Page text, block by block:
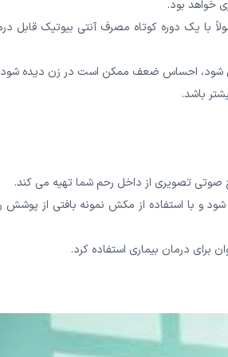
خواهد بود.
با یک دوره کوتاه مصرف آنتی بیوتیک قابل
باشد.
صوتی تصویری از داخل رحم شما تهیه می کند.
و با استفاده از مکش نمونه بافتی از پوشش
برای درمان بیماری استفاده کرد.